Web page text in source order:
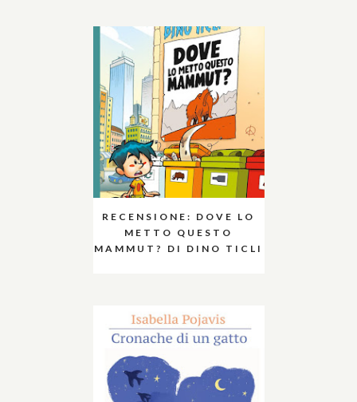
RECENSIONE: DOVE LO
METTO QUESTO
MAMMUT? DI DINO TICLI